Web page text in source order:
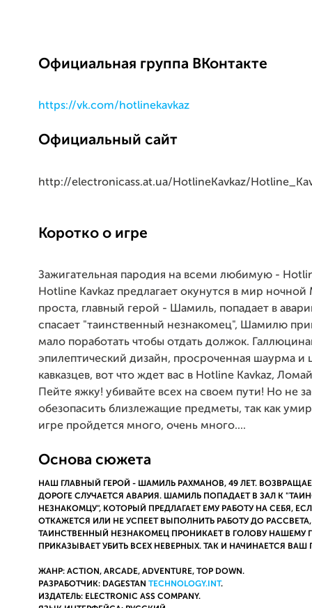
Официальная группа ВКонтакте
https://vk.com/hotlinekavkaz
Официальный сайт
http://electronicass.at.ua/HotlineKavkaz/
Коротко о игре
Зажигательная пародия на всеми любимую -
Hotline Kavkaz предлагает окунутся в мир
проста, главный герой - Шамиль, попадает в
спасает "таинственный незнакомец", Шамилю
мало поработать чтобы отдать должок.
эпилептический дизайн, просроченная шаурма и
кавказцев, вот что ждет вас в Hotline Kavkaz,
Пейте яжку! убивайте всех на своем пути! Но не
обезопасить близлежащие предметы, так как
игре пройдется много, очень много....
Основа сюжета
НАШ ГЛАВНЫЙ ГЕРОЙ - ШАМИЛЬ РАХМАНОВ, 49 ЛЕТ.
ДОРОГЕ СЛУЧАЕТСЯ АВАРИЯ. ШАМИЛЬ ПОПАДАЕТ В ЗАЛ К
НЕЗНАКОМЦУ", КОТОРЫЙ ПРЕДЛАГАЕТ ЕМУ РАБОТУ НА СЕБЯ,
ОТКАЖЕТСЯ ИЛИ НЕ УСПЕЕТ ВЫПОЛНИТЬ РАБОТУ ДО
ТАИНСТВЕННЫЙ НЕЗНАКОМЕЦ ПРОНИКАЕТ В ГОЛОВУ НАШЕМУ
ПРИКАЗЫВАЕТ УБИТЬ ВСЕХ НЕВЕРНЫХ. ТАК И НАЧИНАЕТСЯ ВАШ
ЖАНР: ACTION, ARCADE, ADVENTURE, TOP DOWN.
РАЗРАБОТЧИК: DAGESTAN TECHNOLOGY.INT.
ИЗДАТЕЛЬ: ELECTRONIC ASS COMPANY.